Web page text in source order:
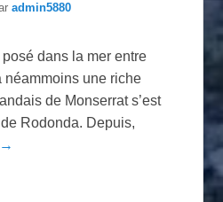
admin5880
dans la mer entre
néammoins une riche
de Monserrat s’est
Rodonda. Depuis,
→